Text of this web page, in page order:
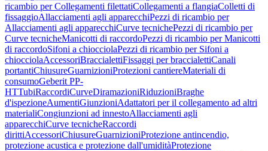
ricambio per Collegamenti filettatiCollegamenti a flangiaColletti di
fissaggioAllacciamenti agli apparecchiPezzi di ricambio per
Allacciamenti agli apparecchiCurve tecnichePezzi di ricambio per
Curve tecnicheManicotti di raccordoPezzi di ricambio per Manicotti
di raccordoSifoni a chiocciolaPezzi di ricambio per Sifoni a
chiocciolaAccessoriBraccialettiFissaggi per braccialettiCanali
portantiChiusureGuarnizioniProtezioni cantiereMateriali di
consumoGeberit PP-
HTTubiRaccordiCurveDiramazioniRiduzioniBraghe
d'ispezioneAumentiGiunzioniAdattatori per il collegamento ad altri
materialiCongiunzioni ad innestoAllacciamenti agli
apparecchiCurve tecnicheRaccordi
dirittiAccessoriChiusureGuarnizioniProtezione antincendio,
protezione acustica e protezione dall'umiditàProtezione